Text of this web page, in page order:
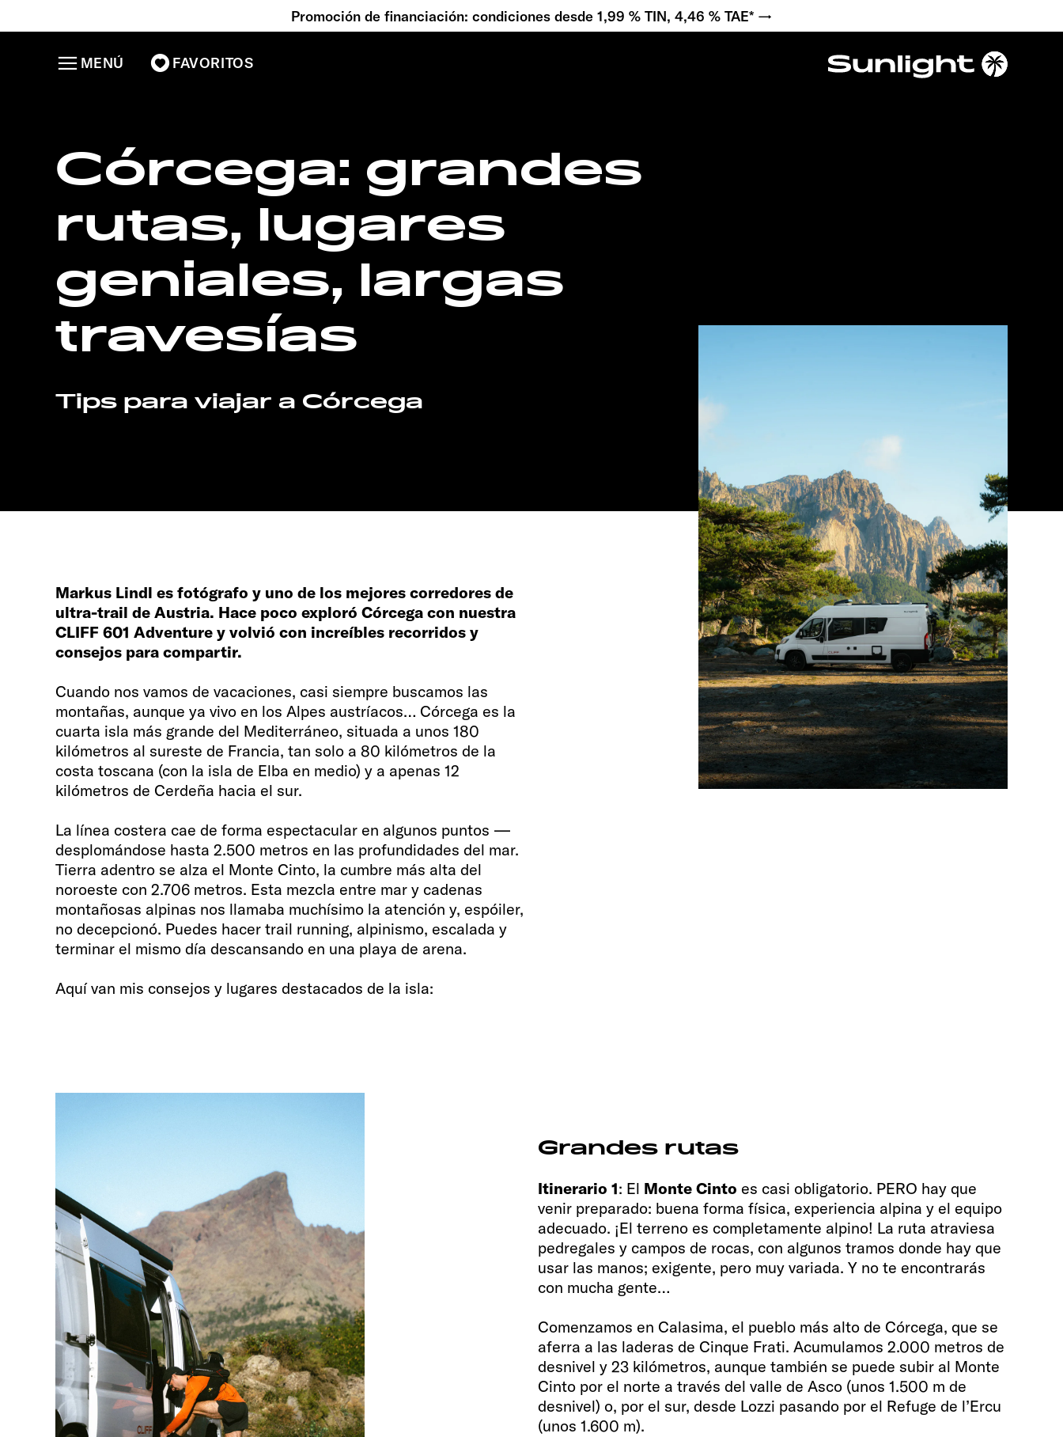
Promoción de financiación: condiciones desde 1,99 % TIN, 4,46 % TAE* →
FAVORITOS
MENÚ
Córcega: grandes
rutas, lugares
geniales, largas
travesías
Tips para viajar a Córcega
Markus Lindl es fotógrafo y uno de los mejores corredores de
ultra-trail de Austria. Hace poco exploró Córcega con nuestra
CLIFF 601 Adventure y volvió con increíbles recorridos y
consejos para compartir.
Cuando nos vamos de vacaciones, casi siempre buscamos las
montañas, aunque ya vivo en los Alpes austríacos… Córcega es la
cuarta isla más grande del Mediterráneo, situada a unos 180
kilómetros al sureste de Francia, tan solo a 80 kilómetros de la
costa toscana (con la isla de Elba en medio) y a apenas 12
kilómetros de Cerdeña hacia el sur.
La línea costera cae de forma espectacular en algunos puntos —
desplomándose hasta 2.500 metros en las profundidades del mar.
Tierra adentro se alza el Monte Cinto, la cumbre más alta del
noroeste con 2.706 metros. Esta mezcla entre mar y cadenas
montañosas alpinas nos llamaba muchísimo la atención y, espóiler,
no decepcionó. Puedes hacer trail running, alpinismo, escalada y
terminar el mismo día descansando en una playa de arena.
Aquí van mis consejos y lugares destacados de la isla:
Grandes rutas
Itinerario 1: El Monte Cinto es casi obligatorio. PERO hay que
venir preparado: buena forma física, experiencia alpina y el equipo
adecuado. ¡El terreno es completamente alpino! La ruta atraviesa
pedregales y campos de rocas, con algunos tramos donde hay que
usar las manos; exigente, pero muy variada. Y no te encontrarás
con mucha gente…
Comenzamos en Calasima, el pueblo más alto de Córcega, que se
aferra a las laderas de Cinque Frati. Acumulamos 2.000 metros de
desnivel y 23 kilómetros, aunque también se puede subir al Monte
Cinto por el norte a través del valle de Asco (unos 1.500 m de
desnivel) o, por el sur, desde Lozzi pasando por el Refuge de l’Ercu
(unos 1.600 m).